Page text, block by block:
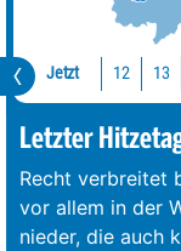
Jetzt 12 13
Letzter
Recht verbreitet
vor allem in der
nieder, die auch